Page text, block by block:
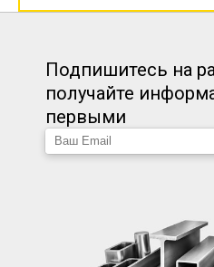
Подпишитесь на
получайте
первыми